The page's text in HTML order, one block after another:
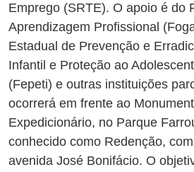
Emprego (SRTE). O apoio é do
Aprendizagem Profissional
Estadual de Prevenção e
Infantil e Proteção ao
(Fepeti) e outras instituições
ocorrerá em frente ao
Expedicionário, no Parque
conhecido como Redenção,
avenida José Bonifácio. O